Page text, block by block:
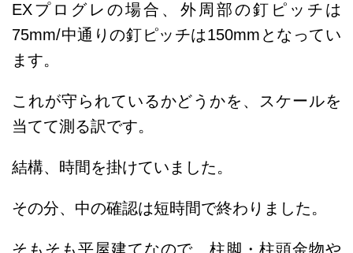
EXプログレの場合、外周部の釘ピッチは
75mm/中通りの釘ピッチは150mmとなってい
ます。
これが守られているかどうかを、スケールを
当てて測る訳です。
結構、時間を掛けていました。
その分、中の確認は短時間で終わりました。
そもそも平屋建てなので、柱脚・柱頭金物や